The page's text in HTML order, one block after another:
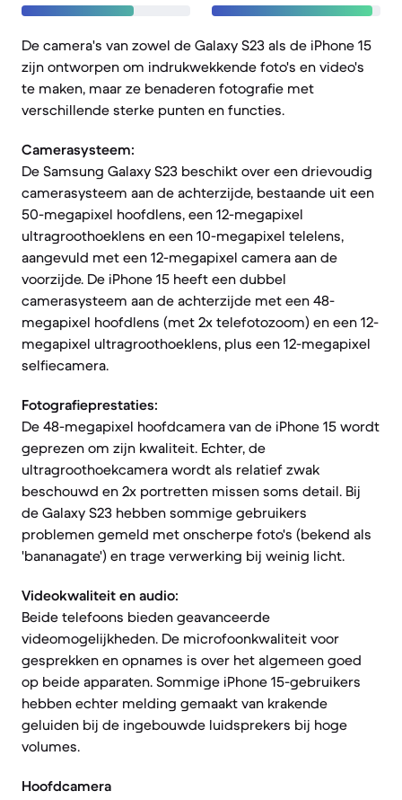
De camera's van zowel de Galaxy S23 als de iPhone 15
zijn ontworpen om indrukwekkende foto's en video's
te maken, maar ze benaderen fotografie met
verschillende sterke punten en functies.
Camerasysteem:
De Samsung Galaxy S23 beschikt over een drievoudig
camerasysteem aan de achterzijde, bestaande uit een
50-megapixel hoofdlens, een 12-megapixel
ultragroothoeklens en een 10-megapixel telelens,
aangevuld met een 12-megapixel camera aan de
voorzijde. De iPhone 15 heeft een dubbel
camerasysteem aan de achterzijde met een 48-
megapixel hoofdlens (met 2x telefotozoom) en een 12-
megapixel ultragroothoeklens, plus een 12-megapixel
selfiecamera.
Fotografieprestaties:
De 48-megapixel hoofdcamera van de iPhone 15 wordt
geprezen om zijn kwaliteit. Echter, de
ultragroothoekcamera wordt als relatief zwak
beschouwd en 2x portretten missen soms detail. Bij
de Galaxy S23 hebben sommige gebruikers
problemen gemeld met onscherpe foto's (bekend als
'bananagate') en trage verwerking bij weinig licht.
Videokwaliteit en audio:
Beide telefoons bieden geavanceerde
videomogelijkheden. De microfoonkwaliteit voor
gesprekken en opnames is over het algemeen goed
op beide apparaten. Sommige iPhone 15-gebruikers
hebben echter melding gemaakt van krakende
geluiden bij de ingebouwde luidsprekers bij hoge
volumes.
Hoofdcamera